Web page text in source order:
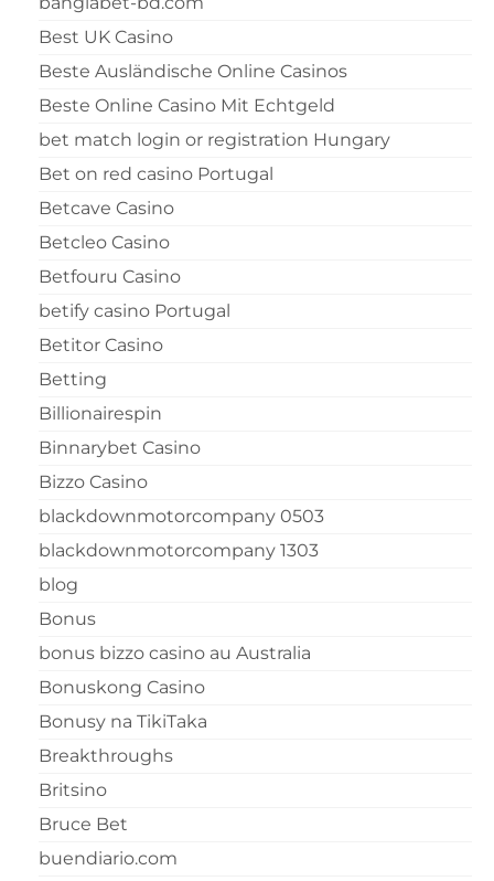
Best UK Casino
Beste Ausländische Online Casinos
Beste Online Casino Mit Echtgeld
bet match login or registration Hungary
Bet on red casino Portugal
Betcave Casino
Betcleo Casino
Betfouru Casino
betify casino Portugal
Betitor Casino
Betting
Billionairespin
Binnarybet Casino
Bizzo Casino
blackdownmotorcompany 0503
blackdownmotorcompany 1303
blog
Bonus
bonus bizzo casino au Australia
Bonuskong Casino
Bonusy na TikiTaka
Breakthroughs
Britsino
Bruce Bet
buendiario.com